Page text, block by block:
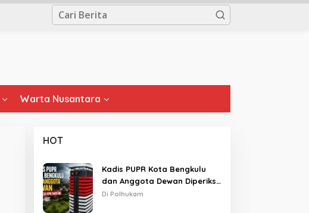
Warta Nusantara
HOT
Kadis PUPR Kota Bengkulu
dan Anggota Dewan Diperiksa
KPK Hari Ini
Di Polhukam